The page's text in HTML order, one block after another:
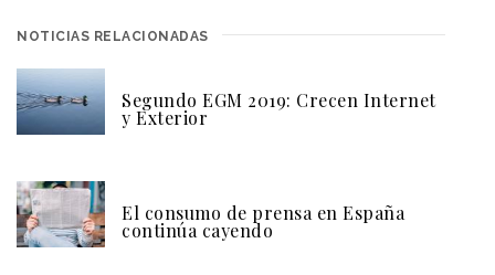
NOTICIAS RELACIONADAS
Segundo EGM 2019: Crecen Internet
y Exterior
El consumo de prensa en España
continúa cayendo